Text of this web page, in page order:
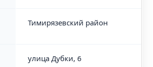
Тимирязевский район
улица Дубки, 6